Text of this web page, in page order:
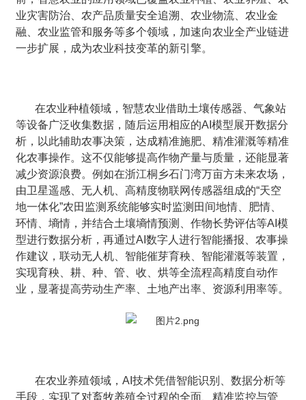
业灾害防治、农产品质量安全追溯、农业物流、农业金
融、农业监管和服务等多个领域，加速向农业全产业链进
一步扩展，成为农业科技变革的新引擎。
在农业种植领域，智慧农业借助土壤传感器、气象站
等设备广泛收集数据，随后运用相应的AI模型展开数据分
析，以此辅助农事决策，达成精准施肥、精准灌溉等精准
化农事操作。这不仅能够提高作物产量与质量，还能显著
减少资源浪费。例如在浙江桐乡石门湾万亩方未来农场，
由卫星遥感、无人机、高精度物联网传感器组成的“天空
地一体化”农田监测系统能够实时监测田间地情、肥情、
环情、墒情，并结合土壤墒情预测、作物长势评估等AI模
型进行数据分析，再通过AI数字人进行智能播报、农事操
作建议，联动无人机、智能催芽育秧、智能灌溉等装置，
实现育秧、耕、种、管、收、烘等全流程高精度自动作
业，显著提高劳动生产率、土地产出率、资源利用率等。
在农业养殖领域，AI技术凭借智能识别、数据分析等
手段，实现了对畜牧养殖全过程的全面、精准监控与管